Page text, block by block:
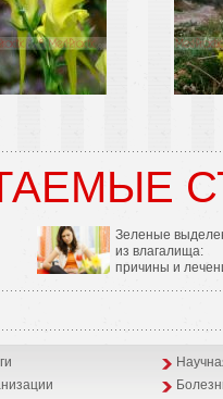
Зеленые
из влагалища:
причины и